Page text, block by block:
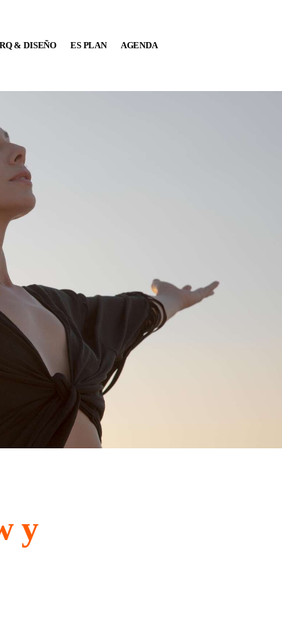
& DISEÑO ES PLAN AGENDA
y